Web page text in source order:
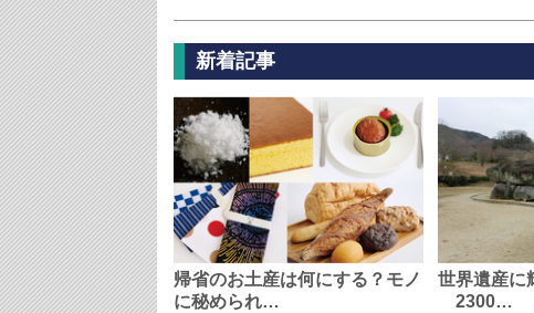
新着記事
帰省のお土産は何にする？モノ
に秘められ…
世界遺産に
2300…